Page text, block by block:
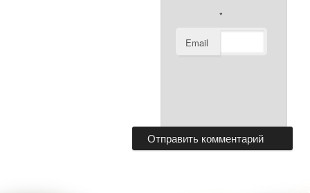
Email
*